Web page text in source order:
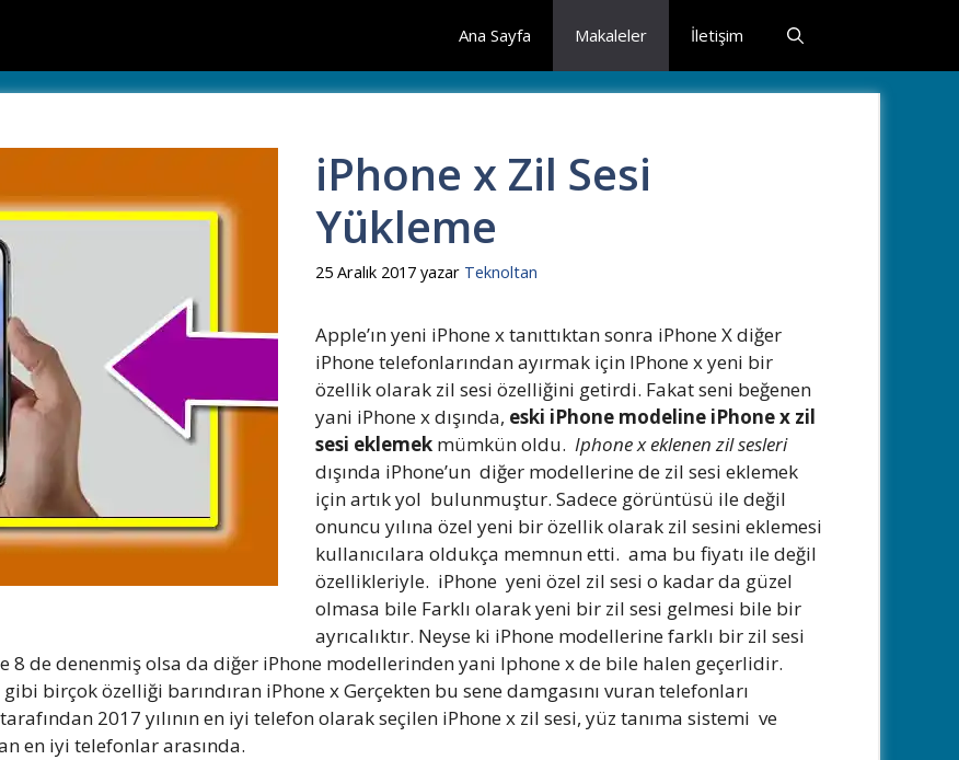
Ana Sayfa Makaleler İletişim
iPhone x Zil Sesi
Yükleme
25 Aralık 2017 yazar Teknoltan
Apple’ın yeni iPhone x tanıttıktan sonra iPhone X diğer
iPhone telefonlarından ayırmak için IPhone x yeni bir
özellik olarak zil sesi özelliğini getirdi. Fakat seni beğenen
yani iPhone x dışında, eski iPhone modeline iPhone x zil
sesi eklemek mümkün oldu. Iphone x eklenen zil sesleri
dışında iPhone’un diğer modellerine de zil sesi eklemek
için artık yol bulunmuştur. Sadece görüntüsü ile değil
onuncu yılına özel yeni bir özellik olarak zil sesini eklemesi
kullanıcılara oldukça memnun etti. ama bu fiyatı ile değil
özellikleriyle. iPhone yeni özel zil sesi o kadar da güzel
olmasa bile Farklı olarak yeni bir zil sesi gelmesi bile bir
ayrıcalıktır. Neyse ki iPhone modellerine farklı bir zil sesi
8 de denenmiş olsa da diğer iPhone modellerinden yani Iphone x de bile halen geçerlidir.
birçok özelliği barındıran iPhone x Gerçekten bu sene damgasını vuran telefonları
2017 yılının en iyi telefon olarak seçilen iPhone x zil sesi, yüz tanıma sistemi ve
en iyi telefonlar arasında.